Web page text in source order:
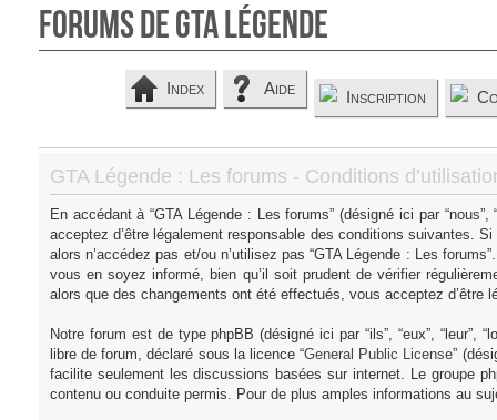
Forums de GTA Légende
Index Aide Inscription
GTA Légende : Les forums - Conditions
En accédant à “GTA Légende : Les forums” (désigné ici par
acceptez d’être légalement responsable des conditions suivantes.
alors n’accédez pas et/ou n’utilisez pas “GTA Légende : Les
vous en soyez informé, bien qu’il soit prudent de vérifier
alors que des changements ont été effectués, vous acceptez
Notre forum est de type phpBB (désigné ici par “ils”, “eux”, “leur”,
libre de forum, déclaré sous la licence “General Public License”
facilite seulement les discussions basées sur internet. Le groupe
contenu ou conduite permis. Pour de plus amples informations au